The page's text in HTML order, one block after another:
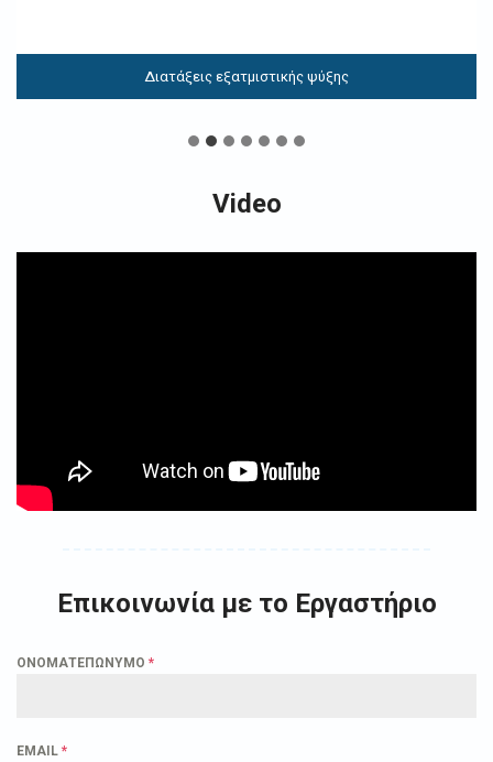
Διατάξεις εξατμιστικής ψύξης
Video
Επικοινωνία με το Εργαστήριο
ΟΝΟΜΑΤΕΠΩΝΥΜΟ *
EMAIL *